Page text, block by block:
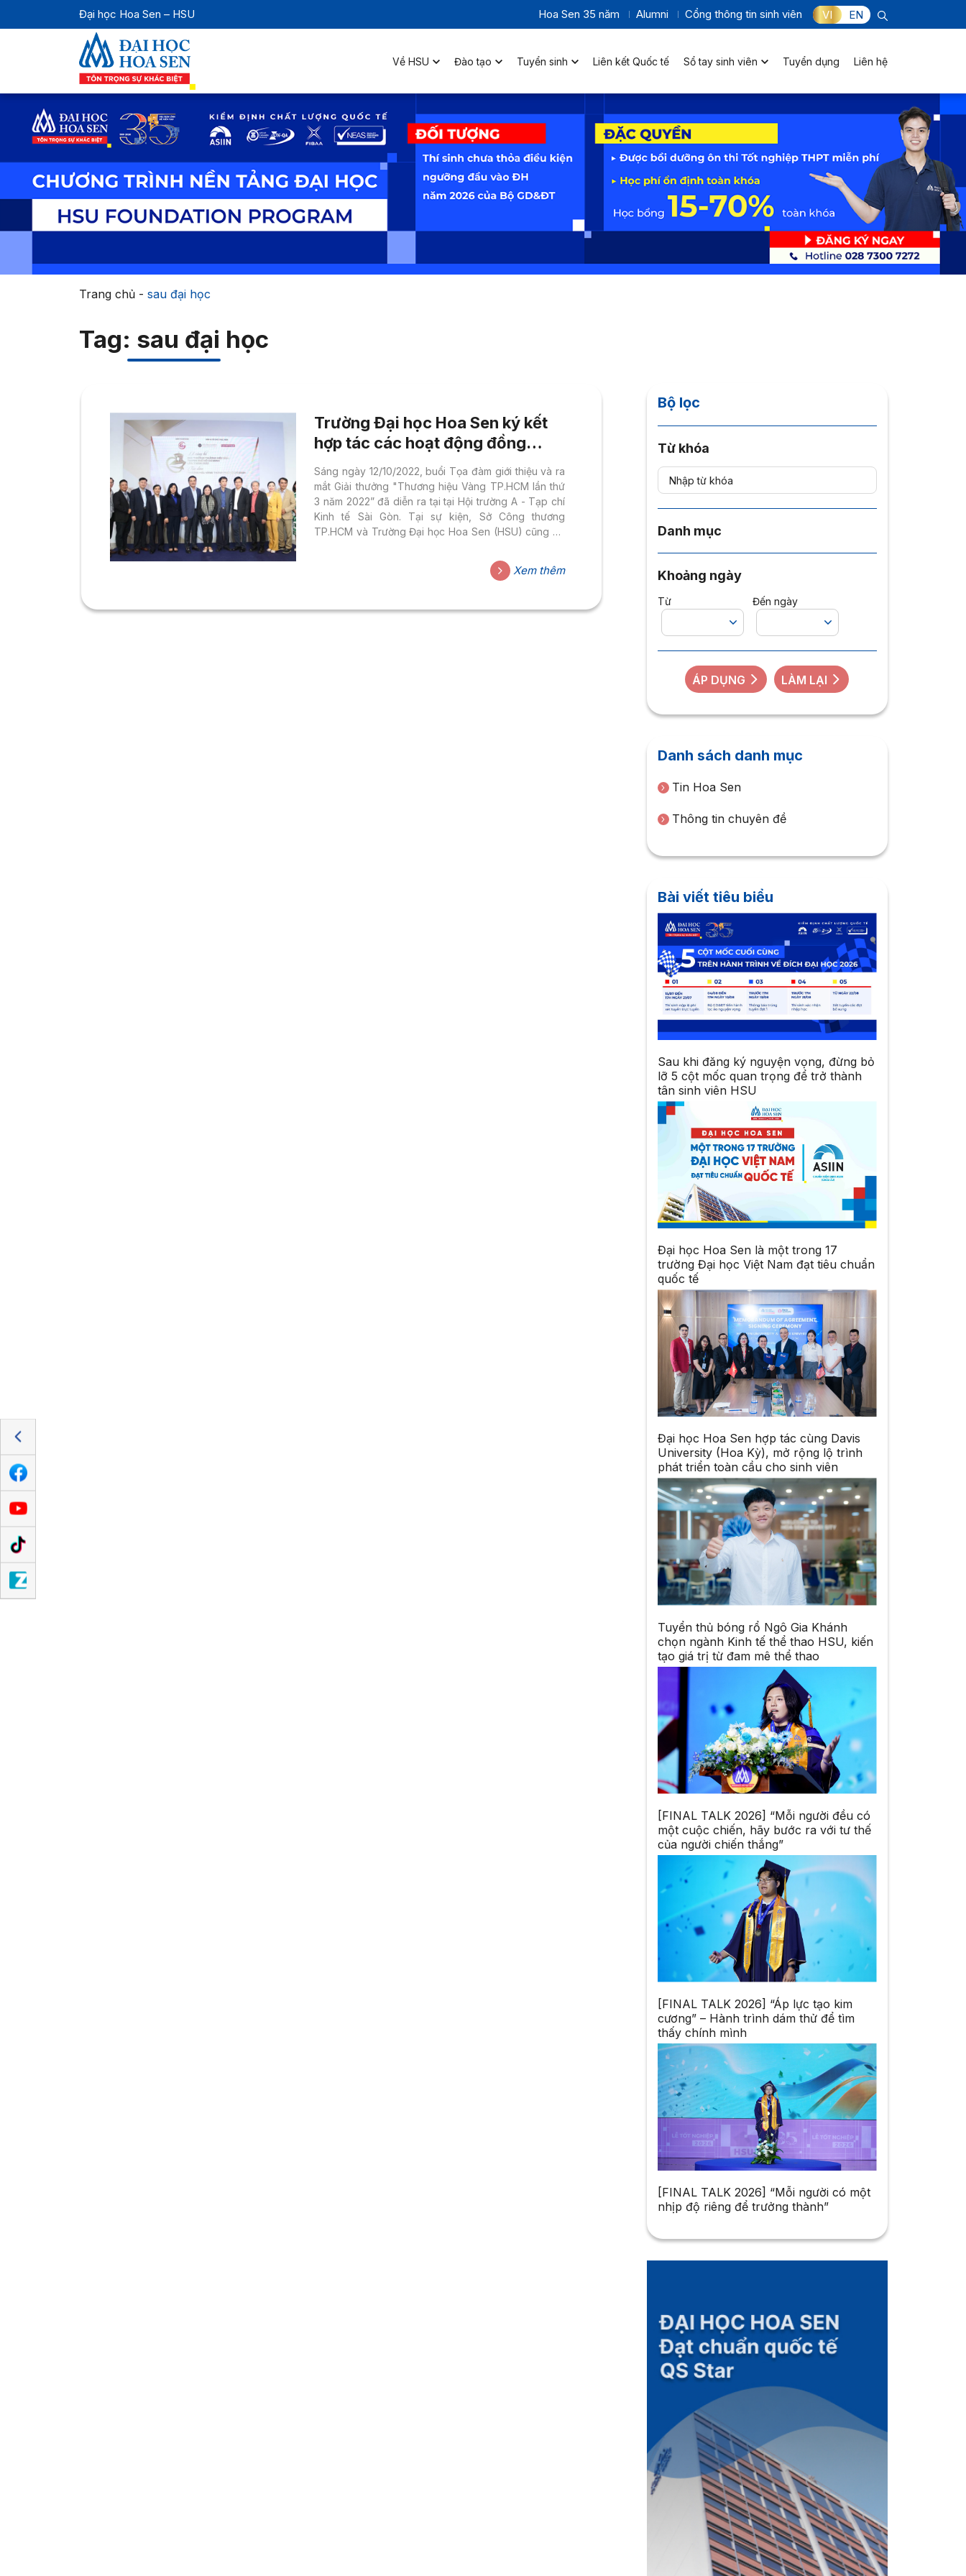
Đại học Hoa Sen – HSU Hoa Sen 35 năm Alumni Cổng thông tin sinh viên VI EN
Về HSU Đào tạo Tuyển sinh Liên kết Quốc tế Sổ tay sinh viên Tuyển dụng Liên hệ
Trang chủ- sau đại học
Tag: sau đại học
Trường Đại học Hoa Sen ký kết
hợp tác các hoạt động đồng
hành cùng doanh nghiệp đạt giải
thưởng Thương hiệu vàng
TP.HCM
Sáng ngày 12/10/2022, buổi Tọa đàm giới thiệu và ra
mắt Giải thưởng "Thương hiệu Vàng TP.HCM lần thứ
3 năm 2022” đã diễn ra tại tại Hội trường A - Tạp chí
Kinh tế Sài Gòn. Tại sự kiện, Sở Công thương
TP.HCM và Trường Đại học Hoa Sen (HSU) cũng đã
Xem thêm
Bộ lọc
Từ khóa
Danh mục
Khoảng ngày
Từ Đến ngày
ÁP DỤNG LÀM LẠI
Danh sách danh mục
Tin Hoa Sen
Thông tin chuyên đề
Bài viết tiêu biểu
Sau khi đăng ký nguyện vọng, đừng bỏ
lỡ 5 cột mốc quan trọng để trở thành
tân sinh viên HSU
Đại học Hoa Sen là một trong 17
trường Đại học Việt Nam đạt tiêu chuẩn
quốc tế
Đại học Hoa Sen hợp tác cùng Davis
University (Hoa Kỳ), mở rộng lộ trình
phát triển toàn cầu cho sinh viên
Tuyển thủ bóng rổ Ngô Gia Khánh
chọn ngành Kinh tế thể thao HSU, kiến
tạo giá trị từ đam mê thể thao
[FINAL TALK 2026] “Mỗi người đều có
một cuộc chiến, hãy bước ra với tư thế
của người chiến thắng”
[FINAL TALK 2026] “Áp lực tạo kim
cương” – Hành trình dám thử để tìm
thấy chính mình
[FINAL TALK 2026] “Mỗi người có một
nhịp độ riêng để trưởng thành”